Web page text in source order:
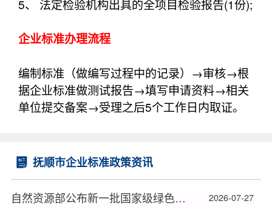
5、 法定检验机构出具的全项目检验报告(1份);
企业标准办理流程
编制标准（做编写过程中的记录）→审核→根
据企业标准做测试报告→填写申请资料→相关
单位提交备案→受理之后5个工作日内取证。
抚顺市企业标准政策资讯
自然资源部公布新一批国家级绿色矿山名单 2026-07-27